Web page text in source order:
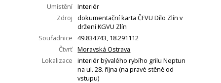
Umístění Interiér
Zdroj
dokumentační karta ČFVU Dílo Zlín v
držení KGVU Zlín
Souřadnice
49.834743, 18.291112
Čtvrť Moravská Ostrava
Lokalizace
interiér bývalého rybího grilu Neptun
na ul. 28. října (na pravé stěně od
vstupu)